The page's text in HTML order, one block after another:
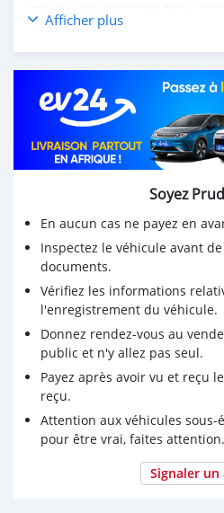
STANDARD SPECIFICATION:
& WOOD, FOUR ZONE AUTO
MATERIAL: PREMIUM
DRIVER MEMORY FUNCTION,
FRONT & 2ND ROW, THIRD
REAR SEAT ENTERTAINMENT,
DRIVER & PASSENGER,
DAB + ROOF (TEL + GPS) –
SPEAKERS: 14 JBL + APPLE
AUTO, WIRELESS CHARGER,
MULTI + INFORMATION
COVER, WOOD GRAIN
CONTROL: DYNAMIC RADAR,
DRLS & LED FRONT FOG
AUTO, HEADLIGHT CLEANERS,
BUMPERS: AERO KIT +
POWERED + RETRACTABLE +
CHROME,POWERED BACK
INTEGRATED, ROOF SPOILER,
CAMERA: WITH WASHER,
(LDA) + STEERING VIBRATION,
ADAPTIVE HIGH BEAM
E-CALL – EMERGENCY CALL
SYSTEM (PCS), ELECTRIC
HOLD, REMOTE ENGINE
Afficher plus
Soyez
En aucun cas ne payez en
Inspectez le véhicule avant
documents.
Vérifiez les informations
l'enregistrement du véhicule.
Donnez rendez-vous au
public et n'y allez pas seul.
Payez après avoir vu et reçu
reçu.
Attention aux véhicules sous-
pour être vrai, faites attention.
Signaler un